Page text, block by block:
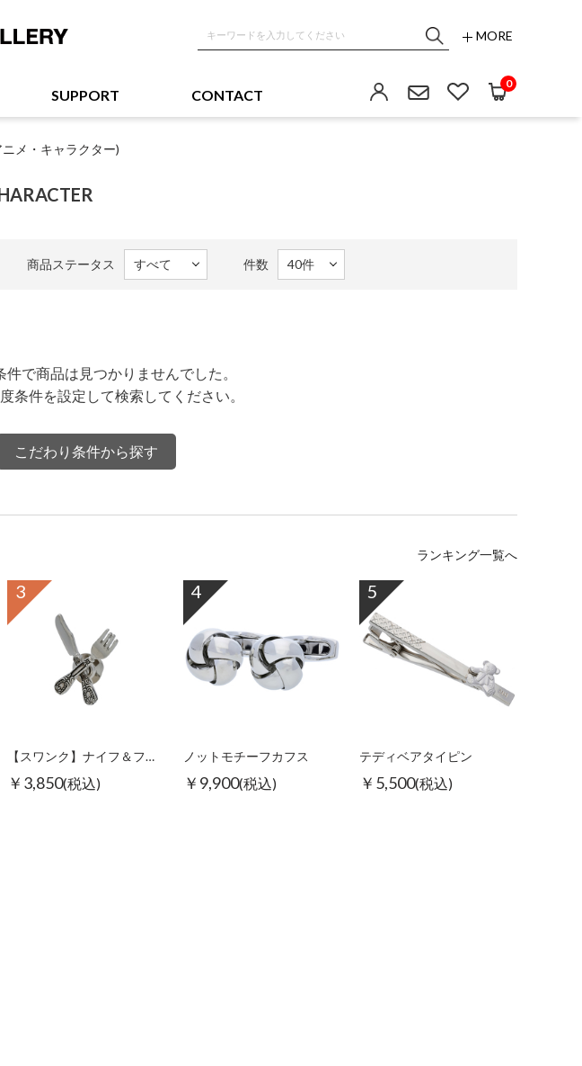
MORE
SUPPORT CONTACT
0
メ・キャラクター)
商品ステータス 件数
件で商品は見つかりませんでした。
条件を設定して検索してください。
こだわり条件から探す
ランキング一覧へ
3
【スワンク】ナイフ＆フォークピンズ
￥3,850(税込)
4
ノットモチーフカフス
￥9,900(税込)
5
テディベアタイピン
￥5,500(税込)